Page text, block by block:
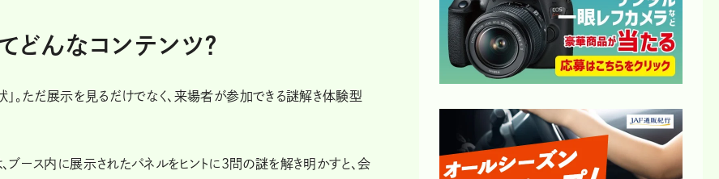
どんなコンテンツ？
。ただ展示を見るだけでなく、来場者が参加できる謎解き体験型
ブース内に展示されたパネルをヒントに3問の謎を解き明かすと、会